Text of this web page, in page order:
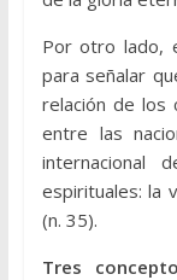
Por otro lado,
para señalar
relación de los
entre las
internacional
espirituales: la
(n. 35).
Tres